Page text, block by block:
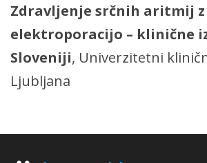
Zdravljenje srčnih aritmij z
elektroporacijo – klinične
Sloveniji, Univerzitetni
Ljubljana